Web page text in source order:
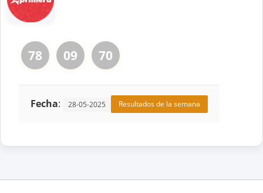
78 09 70
Fecha: 28-05-2025 Resultados de la semana